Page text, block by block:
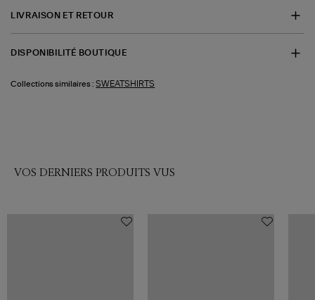
LIVRAISON ET RETOUR
DISPONIBILITÉ BOUTIQUE
Collections similaires : SWEATSHIRTS
VOS DERNIERS PRODUITS VUS